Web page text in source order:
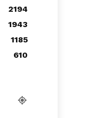
2194
1943
1185
610